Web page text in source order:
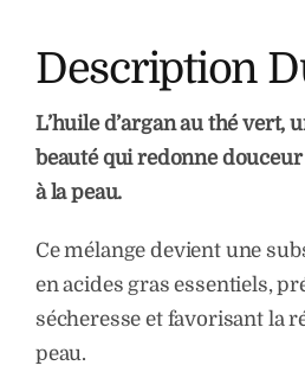
Description
L’huile d’argan au thé vert,
beauté qui redonne
à la peau.
Ce mélange devient une
en acides gras essentiels,
sécheresse et favorisant la
peau.